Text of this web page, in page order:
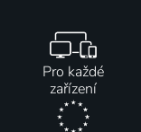
Pro každé
zařízení